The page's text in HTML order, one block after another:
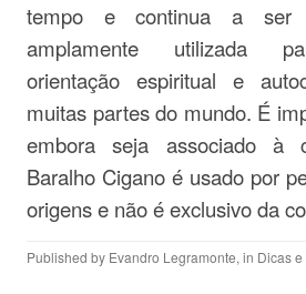
tempo e continua a ser
amplamente utilizada
orientação espiritual e
muitas partes do mundo. É
embora seja associado à
Baralho Cigano é usado por
origens e não é exclusivo da
Published by Evandro Legramonte, in Dicas